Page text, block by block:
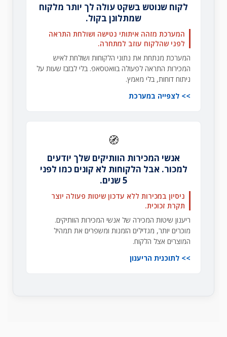
לקוח שנוטש בשקט עולה לך יותר מלקוח
שמתלונן בקול.
המערכת מזהה איתותי נטישה ושולחת התראה
לפני שהלקוח עוזב למתחרה.
המערכת מנתחת את נתוני הלקוחות ושולחת לאיש
המכירות התראה לפעולה בוואטסאפ. בלי לבזבז שעות על
ניתוח דוחות, בלי מאמץ.
לצפייה במערכת
🧭
אנשי המכירות הוותיקים שלך יודעים
למכור. אבל הלקוחות לא קונים כמו לפני
5 שנים.
ניסיון במכירות ללא עדכון שיטות פעולה יוצר
תקרת זכוכית.
ריענון שיטות המכירה של אנשי המכירות הוותיקים.
מוכרים יותר, מגדילים הזמנות ומשפרים את תמהיל
המוצרים אצל הלקוח.
לתוכנית הריענון